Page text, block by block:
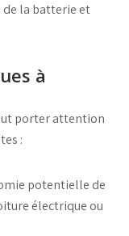
de la batterie et
à
porter attention
:
potentielle de
électrique ou